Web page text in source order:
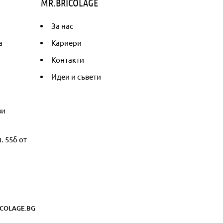
55б от
MR.BRICOLAGE
За нас
Кариери
Контакти
Идеи и съвети